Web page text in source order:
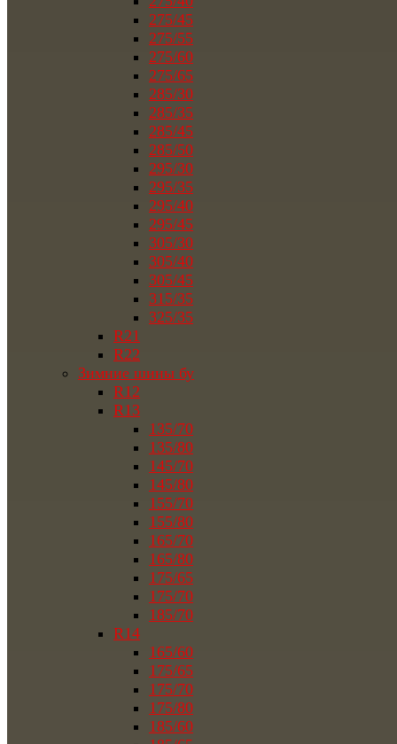
275/45
275/55
275/60
275/65
285/30
285/35
285/45
285/50
295/30
295/35
295/40
295/45
305/30
305/40
305/45
315/35
325/35
R21
R22
Зимние шины бу
R12
R13
135/70
135/80
145/70
145/80
155/70
155/80
165/70
165/80
175/65
175/70
185/70
R14
165/60
175/65
175/70
175/80
185/60